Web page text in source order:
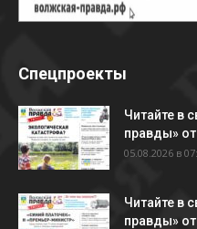
Спецпроекты
Читайте в
правды» от
05.08.2026 в
Читайте в
правды»